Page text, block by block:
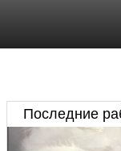
Последние